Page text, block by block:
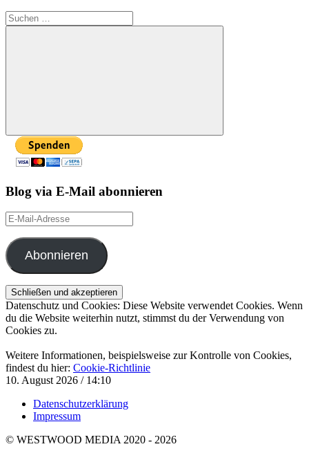
Suchen
nach:
Suchen
Blog via E-Mail abonnieren
E-
Mail-
Adresse
Abonnieren
Datenschutz und Cookies: Diese Website verwendet Cookies. Wenn
du die Website weiterhin nutzt, stimmst du der Verwendung von
Cookies zu.
Weitere Informationen, beispielsweise zur Kontrolle von Cookies,
findest du hier: Cookie-Richtlinie
10. August 2026 / 14:10
Datenschutzerklärung
Impressum
© WESTWOOD MEDIA 2020 - 2026